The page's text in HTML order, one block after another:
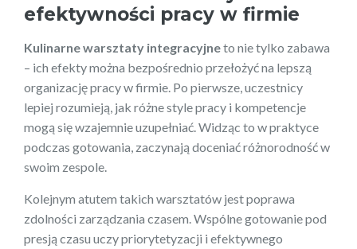
efektywności pracy w firmie
Kulinarne warsztaty integracyjneto nie tylko zabawa
– ich efekty można bezpośrednio przełożyć na lepszą
organizację pracy w firmie. Po pierwsze, uczestnicy
lepiej rozumieją, jak różne style pracy i kompetencje
mogą się wzajemnie uzupełniać. Widząc to w praktyce
podczas gotowania, zaczynają doceniać różnorodność w
swoim zespole.
Kolejnym atutem takich warsztatów jest poprawa
zdolności zarządzania czasem. Wspólne gotowanie pod
presją czasu uczy priorytetyzacji i efektywnego